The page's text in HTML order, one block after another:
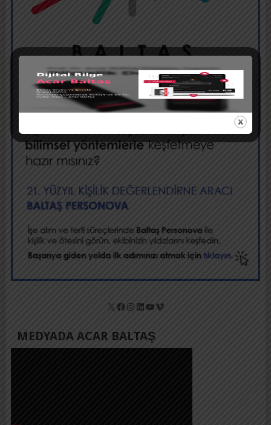
X Facebook
Instagram
LinkedIn
YouTube
Vimeo
MEDYADA ACAR BALTAŞ